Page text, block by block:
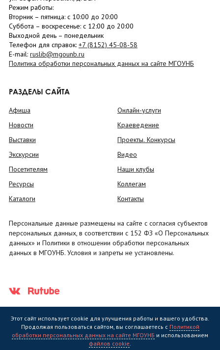
Режим работы:
Вторник – пятница: с 10:00 до 20:00
Суббота – воскресенье: c 12:00 до 20:00
Выходной день – понедельник
Телефон для справок: +7 (8152) 45-08-58
E-mail: ruslib@mgounb.ru
Политика обработки персональных данных на сайте МГОУНБ
РАЗДЕЛЫ САЙТА
Афиша
Новости
Выставки
Экскурсии
Посетителям
Ресурсы
Каталоги
Онлайн-услуги
Краеведение
Проекты. Конкурсы
Видео
Наши клубы
Коллегам
Контакты
Персональные данные размещены на сайте с согласия субъектов
персональных данных, в соответствии с 152 ФЗ «О Персональных
данных» и Политики в отношении обработки персональных
данных в МГОУНБ. Условия и запреты не установлены.
Государственное областное бюджетное учреждение культуры
Этот сайт использует cookie для улучшения работы и вашего удобства.
Продолжая пользоваться сайтом, вы соглашаетесь с Политикой
обработки персональных данных на сайте МГОУНБ и использованием
файлов cookie.